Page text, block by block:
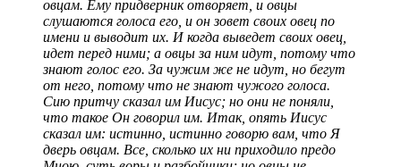
овцам. Ему придверник отворяет, и овцы
слушаются голоса его, и он зовет своих овец по
имени и выводит их. И когда выведет своих овец,
идет перед ними; а овцы за ним идут, потому что
знают голос его. За чужим же не идут, но бегут
от него, потому что не знают чужого голоса.
Сию притчу сказал им Иисус; но они не поняли,
что такое Он говорил им. Итак, опять Иисус
сказал им: истинно, истинно говорю вам, что Я
дверь овцам. Все, сколько их ни приходило предо